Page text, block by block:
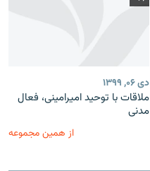
دی ۰۶, ۱۳۹۹
ملاقات با توحید امیرامینی، فعال
مدنی
از همین مجموعه